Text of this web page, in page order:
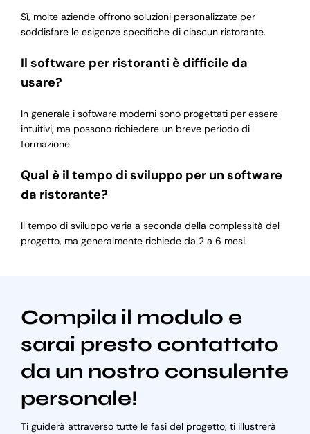
Sì, molte aziende offrono soluzioni personalizzate per
soddisfare le esigenze specifiche di ciascun ristorante.
Il software per ristoranti è difficile da
usare?
In generale i software moderni sono progettati per essere
intuitivi, ma possono richiedere un breve periodo di
formazione.
Qual è il tempo di sviluppo per un software
da ristorante?
Il tempo di sviluppo varia a seconda della complessità del
progetto, ma generalmente richiede da 2 a 6 mesi.
Compila il modulo e
sarai presto contattato
da un nostro consulente
personale!
Ti guiderà attraverso tutte le fasi del progetto, ti illustrerà